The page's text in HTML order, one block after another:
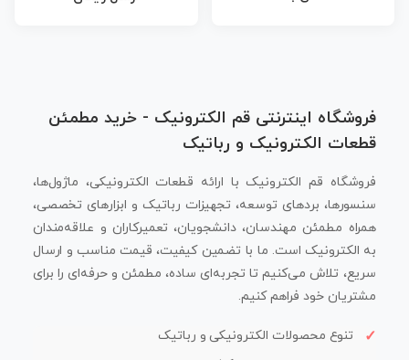
فروشگاه اینترنتی قم الکترونیک - خرید مطمئن
قطعات الکترونیک و رباتیک
فروشگاه قم الکترونیک با ارائه قطعات الکترونیکی، ماژول‌ها،
سنسورها، بردهای توسعه، تجهیزات رباتیک و ابزارهای تخصصی،
همراه مطمئن مهندسان، دانشجویان، تعمیرکاران و علاقه‌مندان
به الکترونیک است. ما با تضمین کیفیت، قیمت مناسب و ارسال
سریع، تلاش می‌کنیم تا تجربه‌ای ساده، مطمئن و حرفه‌ای را برای
مشتریان خود فراهم کنیم.
تنوع محصولات الکترونیکی و رباتیک